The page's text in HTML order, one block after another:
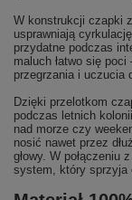
W konstrukcji czapki
usprawniają
przydatne podczas
maluch łatwo się
przegrzania i uczucia
Dzięki przelotkom
podczas letnich
nad morze czy
nosić nawet przez
głowy. W połączeniu
system, który sprzyja